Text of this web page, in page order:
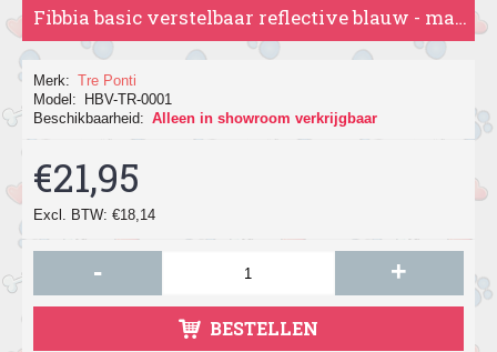
Fibbia basic verstelbaar reflective blauw - maat 1 (tot 3kg)
Merk: Tre Ponti
Model:
HBV-TR-0001
Beschikbaarheid: Alleen in showroom verkrijgbaar
€21,95
Excl. BTW: €18,14
- +
BESTELLEN